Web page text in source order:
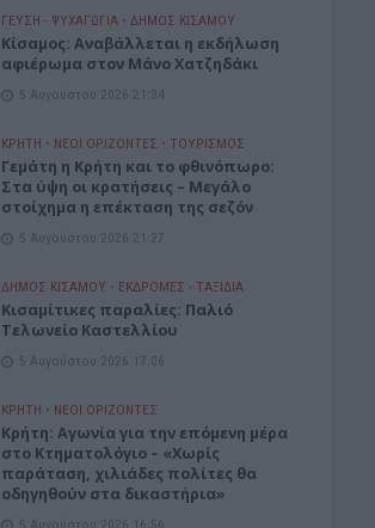
ΓΕΎΣΗ - ΨΥΧΑΓΩΓΊΑ • ΔΉΜΟΣ ΚΙΣΆΜΟΥ
Κίσαμος: Αναβάλλεται η εκδήλωση
αφιέρωμα στον Μάνο Χατζηδάκι
5 Αυγούστου 2026 21:34
ΚΡΗΤΗ • ΝΕΟΙ ΟΡΙΖΟΝΤΕΣ • ΤΟΥΡΙΣΜΟΣ
Γεμάτη η Κρήτη και το φθινόπωρο:
Στα ύψη οι κρατήσεις – Μεγάλο
στοίχημα η επέκταση της σεζόν
5 Αυγούστου 2026 21:27
ΔΉΜΟΣ ΚΙΣΆΜΟΥ • ΕΚΔΡΟΜΈΣ - ΤΑΞΊΔΙΑ
Kισαμίτικες παραλίες: Παλιό
Τελωνείο Καστελλίου
5 Αυγούστου 2026 17:06
ΚΡΗΤΗ • ΝΕΟΙ ΟΡΙΖΟΝΤΕΣ
Kρήτη: Αγωνία για την επόμενη μέρα
στο Κτηματολόγιο – «Χωρίς
παράταση, χιλιάδες πολίτες θα
οδηγηθούν στα δικαστήρια»
5 Αυγούστου 2026 16:56